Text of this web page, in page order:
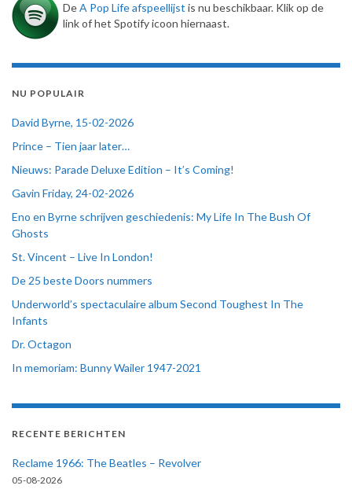
DeA Pop Life afspeellijst is nu beschikbaar. Klik op de
link of het Spotify icoon hiernaast.
NU POPULAIR
David Byrne, 15-02-2026
Prince – Tien jaar later…
Nieuws: Parade Deluxe Edition – It’s Coming!
Gavin Friday, 24-02-2026
Eno en Byrne schrijven geschiedenis: My Life In The Bush Of
Ghosts
St. Vincent – Live In London!
De 25 beste Doors nummers
Underworld’s spectaculaire album Second Toughest In The
Infants
Dr. Octagon
In memoriam: Bunny Wailer 1947-2021
RECENTE BERICHTEN
Reclame 1966: The Beatles – Revolver
05-08-2026